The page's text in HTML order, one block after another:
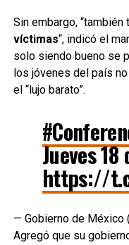
Sin embargo,
víctimas“, indicó el
solo siendo bueno se
los jóvenes del país
el “lujo barato”.
Jueves
https://
— Gobierno de México
Agregó que su